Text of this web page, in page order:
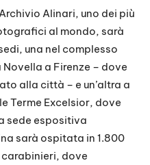
Alinari, uno dei più
al mondo, sarà
una nel complesso
a Firenze – dove
alla città – e un’altra a
Terme Excelsior, dove
sede espositiva
sarà ospitata in 1.800
carabinieri, dove